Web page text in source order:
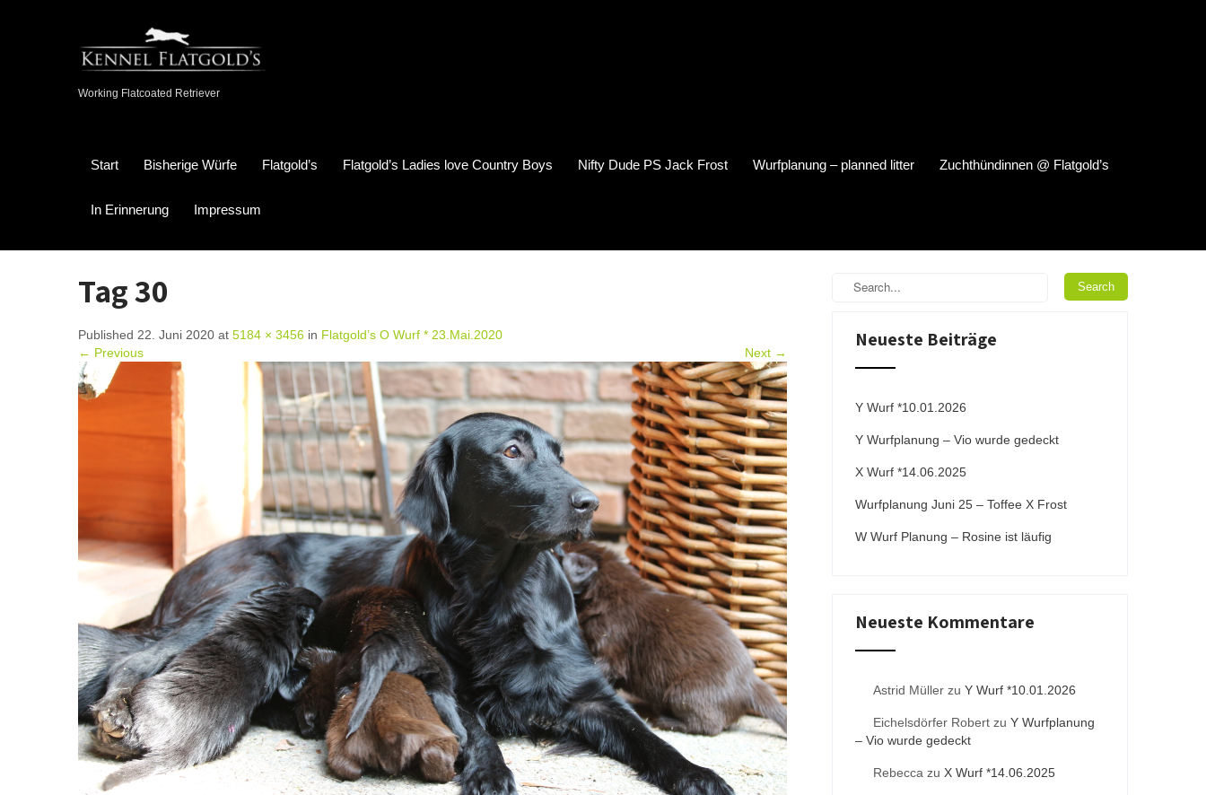
Working Flatcoated Retriever
Start Bisherige Würfe Flatgold’s Flatgold’s Ladies love Country Boys Nifty Dude PS Jack Frost Wurfplanung – planned litter Zuchthündinnen @ Flatgold’s
In Erinnerung Impressum
Tag 30
Published 22. Juni 2020 at 5184 × 3456 in Flatgold’s O Wurf * 23.Mai.2020
← Previous
Next →
Neueste Beiträge
Y Wurf *10.01.2026
Y Wurfplanung – Vio wurde gedeckt
X Wurf *14.06.2025
Wurfplanung Juni 25 – Toffee X Frost
W Wurf Planung – Rosine ist läufig
Neueste Kommentare
Astrid Müller zu Y Wurf *10.01.2026
Eichelsdörfer Robert zu Y Wurfplanung
– Vio wurde gedeckt
Rebecca zu X Wurf *14.06.2025